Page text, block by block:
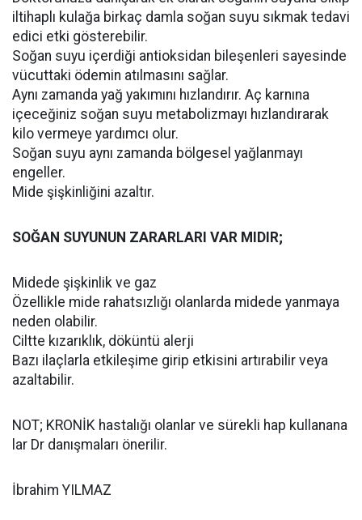
iltihaplı kulağa birkaç damla soğan suyu sıkmak tedavi
edici etki gösterebilir.
Soğan suyu içerdiği antioksidan bileşenleri sayesinde
vücuttaki ödemin atılmasını sağlar.
Aynı zamanda yağ yakımını hızlandırır. Aç karnına
içeceğiniz soğan suyu metabolizmayı hızlandırarak
kilo vermeye yardımcı olur.
Soğan suyu aynı zamanda bölgesel yağlanmayı
engeller.
Mide şişkinliğini azaltır.
SOĞAN SUYUNUN ZARARLARI VAR MIDIR;
Midede şişkinlik ve gaz
Özellikle mide rahatsızlığı olanlarda midede yanmaya
neden olabilir.
Ciltte kızarıklık, döküntü alerji
Bazı ilaçlarla etkileşime girip etkisini artırabilir veya
azaltabilir.
NOT; KRONİK hastalığı olanlar ve sürekli hap kullanana
lar Dr danışmaları önerilir.
İbrahim YILMAZ